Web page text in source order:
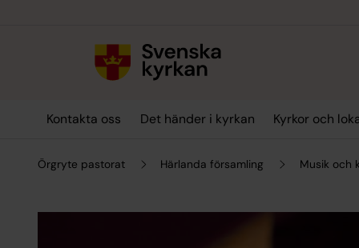
Kontakta oss Det händer i kyrkan Kyrkor och
Örgryte pastorat Härlanda församling Musik och